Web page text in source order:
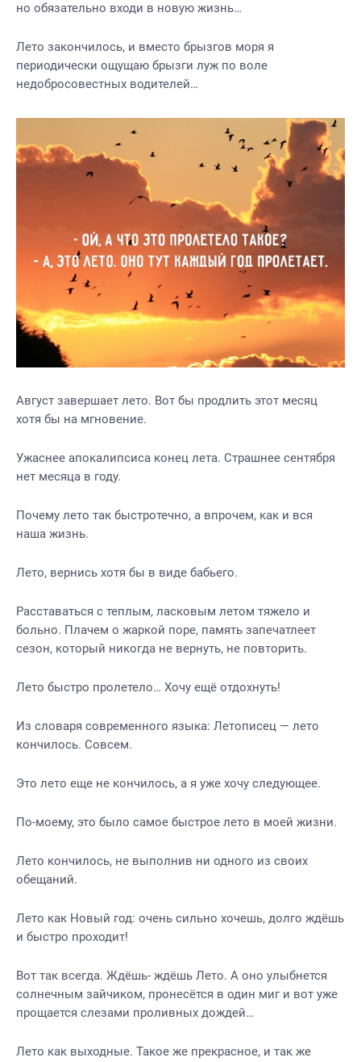
но обязательно входи в новую жизнь…
Лето закончилось, и вместо брызгов моря я
периодически ощущаю брызги луж по воле
недобросовестных водителей…
Август завершает лето. Вот бы продлить этот месяц
хотя бы на мгновение.
Ужаснее апокалипсиса конец лета. Страшнее сентября
нет месяца в году.
Почему лето так быстротечно, а впрочем, как и вся
наша жизнь.
Лето, вернись хотя бы в виде бабьего.
Расставаться с теплым, ласковым летом тяжело и
больно. Плачем о жаркой поре, память запечатлеет
сезон, который никогда не вернуть, не повторить.
Лето быстро пролетело… Хочу ещё отдохнуть!
Из словаря современного языка: Летописец — лето
кончилось. Совсем.
Это лето еще не кончилось, а я уже хочу следующее.
По-моему, это было самое быстрое лето в моей жизни.
Лето кончилось, не выполнив ни одного из своих
обещаний.
Лето как Новый год: очень сильно хочешь, долго ждёшь
и быстро проходит!
Вот так всегда. Ждёшь- ждёшь Лето. А оно улыбнется
солнечным зайчиком, пронесётся в один миг и вот уже
прощается слезами проливных дождей…
Лето как выходные. Такое же прекрасное, и так же